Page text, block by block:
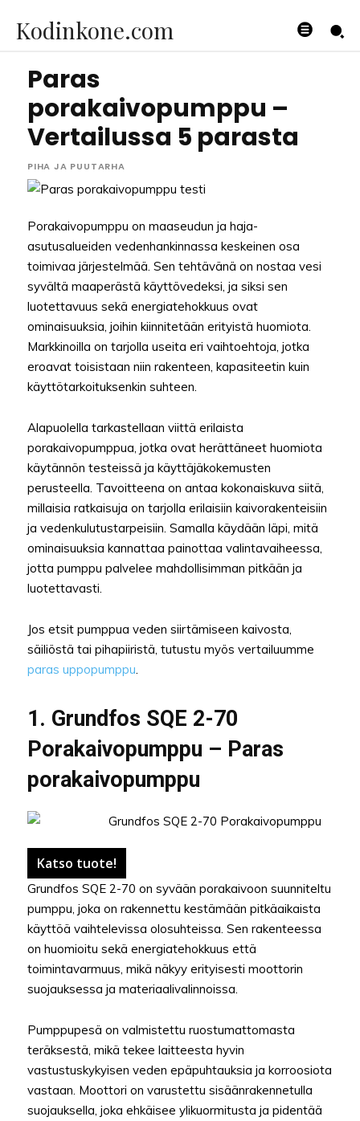
Kodinkone.com
Paras
porakaivopumppu –
Vertailussa 5 parasta
PIHA JA PUUTARHA
Porakaivopumppu on maaseudun ja haja-
asutusalueiden vedenhankinnassa keskeinen osa
toimivaa järjestelmää. Sen tehtävänä on nostaa vesi
syvältä maaperästä käyttövedeksi, ja siksi sen
luotettavuus sekä energiatehokkuus ovat
ominaisuuksia, joihin kiinnitetään erityistä huomiota.
Markkinoilla on tarjolla useita eri vaihtoehtoja, jotka
eroavat toisistaan niin rakenteen, kapasiteetin kuin
käyttötarkoituksenkin suhteen.
Alapuolella tarkastellaan viittä erilaista
porakaivopumppua, jotka ovat herättäneet huomiota
käytännön testeissä ja käyttäjäkokemusten
perusteella. Tavoitteena on antaa kokonaiskuva siitä,
millaisia ratkaisuja on tarjolla erilaisiin kaivorakenteisiin
ja vedenkulutustarpeisiin. Samalla käydään läpi, mitä
ominaisuuksia kannattaa painottaa valintavaiheessa,
jotta pumppu palvelee mahdollisimman pitkään ja
luotettavasti.
Jos etsit pumppua veden siirtämiseen kaivosta,
säiliöstä tai pihapiiristä, tutustu myös vertailuumme
paras uppopumppu
1. Grundfos SQE 2-70
Porakaivopumppu – Paras
porakaivopumppu
Katso tuote!
Grundfos SQE 2-70 on syvään porakaivoon suunniteltu
pumppu, joka on rakennettu kestämään pitkäaikaista
käyttöä vaihtelevissa olosuhteissa. Sen rakenteessa
on huomioitu sekä energiatehokkuus että
toimintavarmuus, mikä näkyy erityisesti moottorin
suojauksessa ja materiaalivalinnoissa.
Pumppupesä on valmistettu ruostumattomasta
teräksestä, mikä tekee laitteesta hyvin
vastustuskykyisen veden epäpuhtauksia ja korroosiota
vastaan. Moottori on varustettu sisäänrakennetulla
suojauksella, joka ehkäisee ylikuormitusta ja pidentää